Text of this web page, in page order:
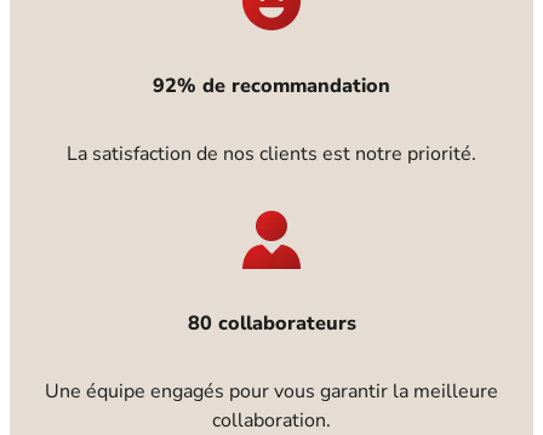
92% de recommandation
La satisfaction de nos clients est notre priorité.
80 collaborateurs
Une équipe engagés pour vous garantir la meilleure
collaboration.